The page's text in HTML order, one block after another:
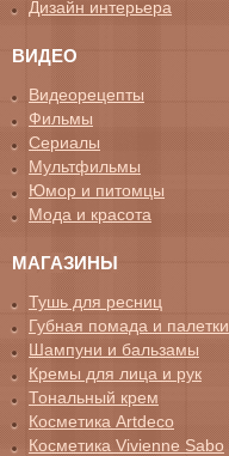
Дизайн интерьера
ВИДЕО
Видеорецепты
Фильмы
Сериалы
Мультфильмы
Юмор и питомцы
Мода и красота
МАГАЗИНЫ
Тушь для ресниц
Губная помада и палетки
Шампуни и бальзамы
Кремы для лица и рук
Тональный крем
Косметика Artdeco
Косметика Vivienne Sabo